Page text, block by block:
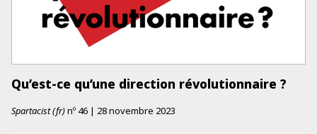
Qu’est-ce qu’une direction révolutionnaire ?
Spartacist (fr)nº 46 | 28 novembre 2023